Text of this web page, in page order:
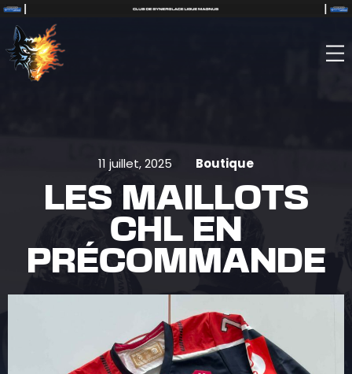
11 juillet, 2025 Boutique
LES MAILLOTS
CHL EN
PRÉCOMMANDE